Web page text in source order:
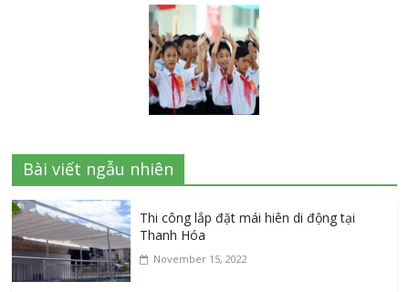
Bài viết ngẫu nhiên
Thi công lắp đặt mái hiên di động tại
Thanh Hóa
November 15, 2022